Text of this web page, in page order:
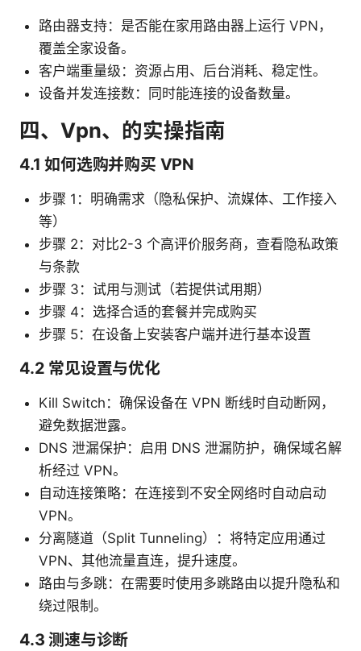
路由器支持：是否能在家用路由器上运行 VPN，
覆盖全家设备。
客户端重量级：资源占用、后台消耗、稳定性。
设备并发连接数：同时能连接的设备数量。
四、Vpn、的实操指南
4.1 如何选购并购买 VPN
步骤 1：明确需求（隐私保护、流媒体、工作接入
等）
步骤 2：对比2-3 个高评价服务商，查看隐私政策
与条款
步骤 3：试用与测试（若提供试用期）
步骤 4：选择合适的套餐并完成购买
步骤 5：在设备上安装客户端并进行基本设置
4.2 常见设置与优化
Kill Switch：确保设备在 VPN 断线时自动断网，
避免数据泄露。
DNS 泄漏保护：启用 DNS 泄漏防护，确保域名解
析经过 VPN。
自动连接策略：在连接到不安全网络时自动启动
VPN。
分离隧道（Split Tunneling）：将特定应用通过
VPN、其他流量直连，提升速度。
路由与多跳：在需要时使用多跳路由以提升隐私和
绕过限制。
4.3 测速与诊断